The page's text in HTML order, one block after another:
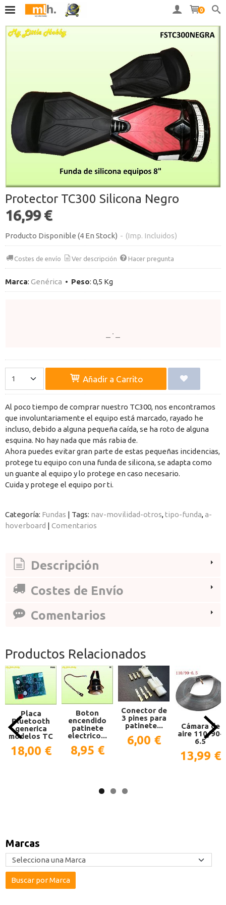
0
Marcas
Protector TC300 Silicona Negro
16,99 €
Producto Disponible (4 En Stock) - (Imp. Incluidos)
Costes de envío Ver descripción Hacer pregunta
Marca: Genérica • Peso: 0,5 Kg
Añadir a Carrito
Al poco tiempo de comprar nuestro TC300, nos encontramos
que involuntariamente el equipo está marcado, rayado he
incluso, debido a alguna pequeña caída, se ha roto de alguna
esquina. No hay nada que más rabia de.
Ahora puedes evitar gran parte de estas pequeñas incidencias,
protege tu equipo con una funda de silicona, se adapta como
un guante al equipo y lo protege en caso necesario.
Cuida y protege el equipo por ti.
Categoría: Fundas | Tags: nav-movilidad-otros tipo-funda a-
hoverboard | Comentarios
Descripción
Costes de Envío
Comentarios
Productos Relacionados
Placa
Bluetooth
generica
modelos TC
18,00 €
Boton
encendido
patinete
electrico...
8,95 €
Conector de
3 pines para
patinete...
6,00 €
Cámara de
aire 110/90-
6.5
13,99 €